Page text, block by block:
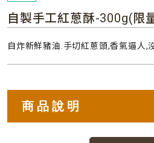
自製手工紅蔥酥-300g(限
自炸新鮮豬油.手切紅蔥頭,香氣逼人,
商品說明